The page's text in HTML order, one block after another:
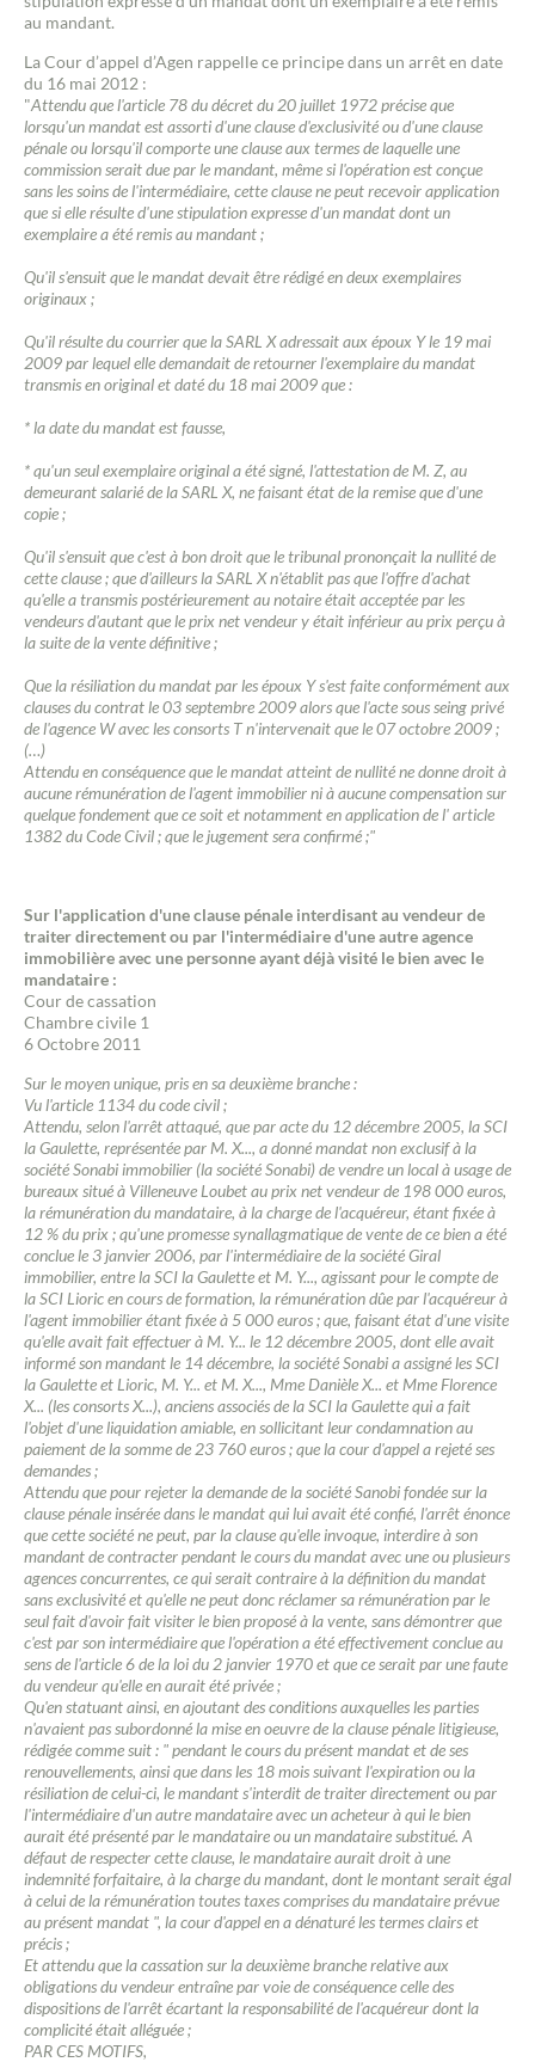
au mandant.
La Cour d’appel d’Agen rappelle ce principe dans un arrêt en date
du 16 mai 2012 :
"Attendu que l'article 78 du décret du 20 juillet 1972 précise que
lorsqu'un mandat est assorti d'une clause d'exclusivité ou d'une clause
pénale ou lorsqu'il comporte une clause aux termes de laquelle une
commission serait due par le mandant, même si l'opération est conçue
sans les soins de l'intermédiaire, cette clause ne peut recevoir application
que si elle résulte d'une stipulation expresse d'un mandat dont un
exemplaire a été remis au mandant ;
Qu'il s'ensuit que le mandat devait être rédigé en deux exemplaires
originaux ;
Qu'il résulte du courrier que la SARL X adressait aux époux Y le 19 mai
2009 par lequel elle demandait de retourner l'exemplaire du mandat
transmis en original et daté du 18 mai 2009 que :
* la date du mandat est fausse,
* qu'un seul exemplaire original a été signé, l'attestation de M. Z, au
demeurant salarié de la SARL X, ne faisant état de la remise que d'une
copie ;
Qu'il s'ensuit que c'est à bon droit que le tribunal prononçait la nullité de
cette clause ; que d'ailleurs la SARL X n'établit pas que l'offre d'achat
qu'elle a transmis postérieurement au notaire était acceptée par les
vendeurs d'autant que le prix net vendeur y était inférieur au prix perçu à
la suite de la vente définitive ;
Que la résiliation du mandat par les époux Y s'est faite conformément aux
clauses du contrat le 03 septembre 2009 alors que l'acte sous seing privé
de l'agence W avec les consorts T n'intervenait que le 07 octobre 2009 ;
(…)
Attendu en conséquence que le mandat atteint de nullité ne donne droit à
aucune rémunération de l'agent immobilier ni à aucune compensation sur
quelque fondement que ce soit et notamment en application de l' article
1382 du Code Civil ; que le jugement sera confirmé ;"
Sur l'application d'une clause pénale interdisant au vendeur de
traiter directement ou par l'intermédiaire d'une autre agence
immobilière avec une personne ayant déjà visité le bien avec le
mandataire :
Cour de cassation
Chambre civile 1
6 Octobre 2011
Sur le moyen unique, pris en sa deuxième branche :
Vu l'article 1134 du code civil ;
Attendu, selon l'arrêt attaqué, que par acte du 12 décembre 2005, la SCI
la Gaulette, représentée par M. X..., a donné mandat non exclusif à la
société Sonabi immobilier (la société Sonabi) de vendre un local à usage de
bureaux situé à Villeneuve Loubet au prix net vendeur de 198 000 euros,
la rémunération du mandataire, à la charge de l'acquéreur, étant fixée à
12 % du prix ; qu'une promesse synallagmatique de vente de ce bien a été
conclue le 3 janvier 2006, par l'intermédiaire de la société Giral
immobilier, entre la SCI la Gaulette et M. Y..., agissant pour le compte de
la SCI Lioric en cours de formation, la rémunération dûe par l'acquéreur à
l'agent immobilier étant fixée à 5 000 euros ; que, faisant état d'une visite
qu'elle avait fait effectuer à M. Y... le 12 décembre 2005, dont elle avait
informé son mandant le 14 décembre, la société Sonabi a assigné les SCI
la Gaulette et Lioric, M. Y... et M. X..., Mme Danièle X... et Mme Florence
X... (les consorts X...), anciens associés de la SCI la Gaulette qui a fait
l'objet d'une liquidation amiable, en sollicitant leur condamnation au
paiement de la somme de 23 760 euros ; que la cour d'appel a rejeté ses
demandes ;
Attendu que pour rejeter la demande de la société Sanobi fondée sur la
clause pénale insérée dans le mandat qui lui avait été confié, l'arrêt énonce
que cette société ne peut, par la clause qu'elle invoque, interdire à son
mandant de contracter pendant le cours du mandat avec une ou plusieurs
agences concurrentes, ce qui serait contraire à la définition du mandat
sans exclusivité et qu'elle ne peut donc réclamer sa rémunération par le
seul fait d'avoir fait visiter le bien proposé à la vente, sans démontrer que
c'est par son intermédiaire que l'opération a été effectivement conclue au
sens de l'article 6 de la loi du 2 janvier 1970 et que ce serait par une faute
du vendeur qu'elle en aurait été privée ;
Qu'en statuant ainsi, en ajoutant des conditions auxquelles les parties
n'avaient pas subordonné la mise en oeuvre de la clause pénale litigieuse,
rédigée comme suit : " pendant le cours du présent mandat et de ses
renouvellements, ainsi que dans les 18 mois suivant l'expiration ou la
résiliation de celui-ci, le mandant s'interdit de traiter directement ou par
l'intermédiaire d'un autre mandataire avec un acheteur à qui le bien
aurait été présenté par le mandataire ou un mandataire substitué. A
défaut de respecter cette clause, le mandataire aurait droit à une
indemnité forfaitaire, à la charge du mandant, dont le montant serait égal
à celui de la rémunération toutes taxes comprises du mandataire prévue
au présent mandat ", la cour d'appel en a dénaturé les termes clairs et
précis ;
Et attendu que la cassation sur la deuxième branche relative aux
obligations du vendeur entraîne par voie de conséquence celle des
dispositions de l'arrêt écartant la responsabilité de l'acquéreur dont la
complicité était alléguée ;
PAR CES MOTIFS,